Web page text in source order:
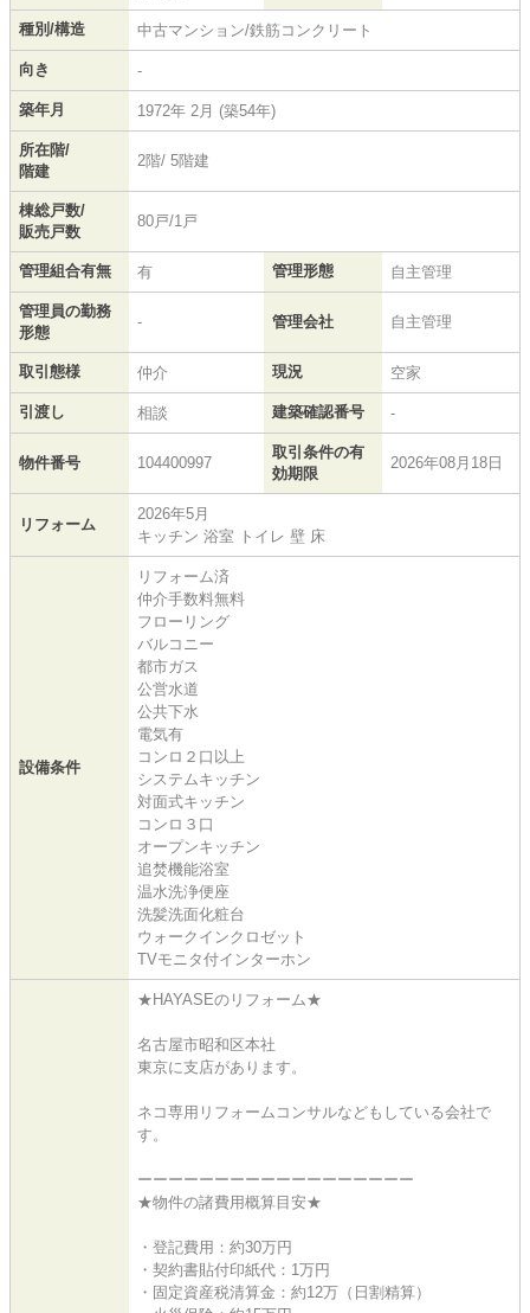
種別/構造 中古マンション/鉄筋コンクリート
向き -
築年月 1972年 2月 (築54年)
所在階/
階建
2階/ 5階建
棟総戸数/
販売戸数
80戸/1戸
管理組合有無 有 管理形態 自主管理
管理員の勤務
形態
- 管理会社 自主管理
取引態様 仲介 現況 空家
引渡し 相談 建築確認番号 -
物件番号 104400997
取引条件の有
効期限
2026年08月18日
リフォーム
2026年5月
キッチン 浴室 トイレ 壁 床
設備条件
リフォーム済
仲介手数料無料
フローリング
バルコニー
都市ガス
公営水道
公共下水
電気有
コンロ２口以上
システムキッチン
対面式キッチン
コンロ３口
オープンキッチン
追焚機能浴室
温水洗浄便座
洗髪洗面化粧台
ウォークインクロゼット
TVモニタ付インターホン
★HAYASEのリフォーム★
名古屋市昭和区本社
東京に支店があります。
ネコ専用リフォームコンサルなどもしている会社で
す。
ーーーーーーーーーーーーーーーーーー
★物件の諸費用概算目安★
・登記費用：約30万円
・契約書貼付印紙代：1万円
・固定資産税清算金：約12万（日割精算）